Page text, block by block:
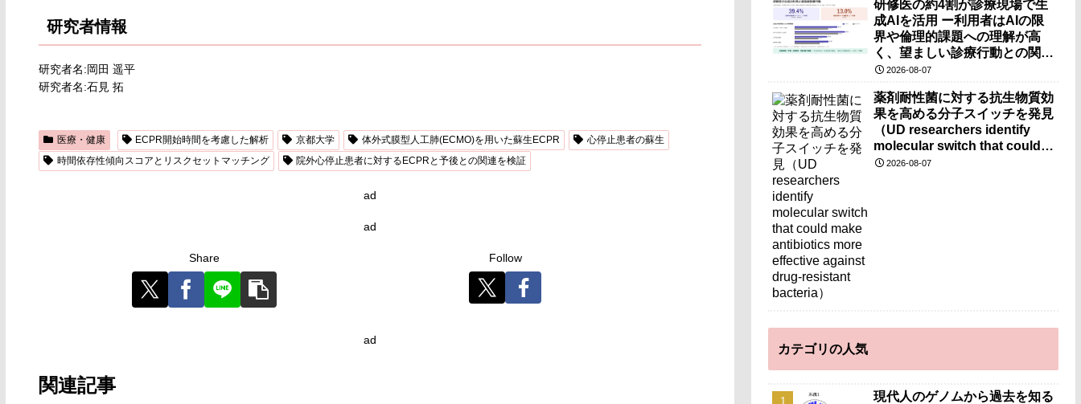
研究者情報
研究者名:岡田 遥平
研究者名:石見 拓
医療・健康 ECPR開始時間を考慮した解析 京都大学 体外式膜型人工肺(ECMO)を用いた蘇生ECPR
心停止患者の蘇生
時間依存性傾向スコアとリスクセットマッチング
院外心停止患者に対するECPRと予後との関連を検証
ad
ad
Share Follow
ad
関連記事
研修医の約4割が診療現場で生
成AIを活用 ー利用者はAIの限
界や倫理的課題への理解が高
く、望ましい診療行動との関連
も確認ー
2026-08-07
薬剤耐性菌に対する抗生物質効
果を高める分子スイッチを発見
（UD researchers identify
molecular switch that could
make antibiotics more
2026-08-07
カテゴリの人気
現代人のゲノムから過去を知る